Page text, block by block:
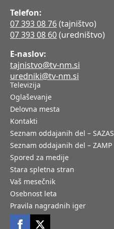
Telefon:
07 393 08 76(tajništvo)
07 393 08 60(uredništvo)
E-naslov:
tajnistvo@tv-nm.si
uredniki@tv-nm.si
Televizija
Oglaševanje
Delovna mesta
Kontakti
Seznam oddajanih del – SAZAS
Seznam oddajanih del – ZAMP
Spored za medije
Stara spletna stran
Vaš mesečnik
Osebnost leta
Pravila nagradnih iger